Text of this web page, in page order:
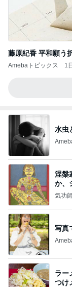
藤原紀香 平和願う
Amebaトピックス 1
水虫
涅槃
か、
こと
気功
写真
ラー
つけ